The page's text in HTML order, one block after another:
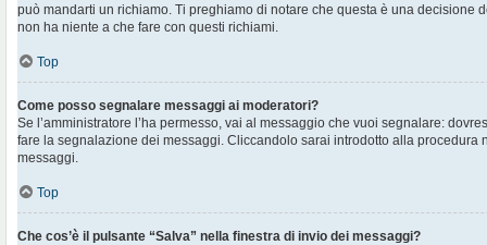
può mandarti un richiamo. Ti preghiamo di notare che questa è una decisione
non ha niente a che fare con questi richiami.
Top
Come posso segnalare messaggi ai moderatori?
Se l’amministratore l’ha permesso, vai al messaggio che vuoi segnalare:
fare la segnalazione dei messaggi. Cliccandolo sarai introdotto alla procedura
messaggi.
Top
Che cos’è il pulsante “Salva” nella finestra di invio dei messaggi?